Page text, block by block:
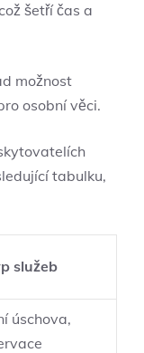
šetří čas a
možnost
osobní věci.
tabulku,
služeb
úschova,